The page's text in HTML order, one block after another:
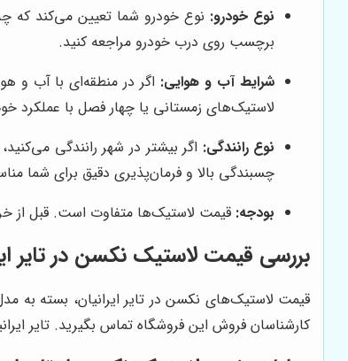
نوع خودرو: نوع خودرو شما تعیین می‌کند که
برچسب روی درب خودرو مراجعه کنید.
شرایط آب و هوایی: اگر در منطقه‌ای با آب و
لاستیک‌های زمستانی یا چهار فصل با عملکرد
نوع رانندگی: اگر بیشتر در شهر رانندگی
چسبندگی بالا و فرمان‌پذیری دقیق برای شما
بودجه: قیمت لاستیک‌ها متفاوت است. قبل از
بررسی قیمت لاستیک نکسن در تایر
قیمت لاستیک‌های نکسن در تایر ایرانیان، بسته به
کارشناسان فروش این فروشگاه تماس بگیرید. تایر